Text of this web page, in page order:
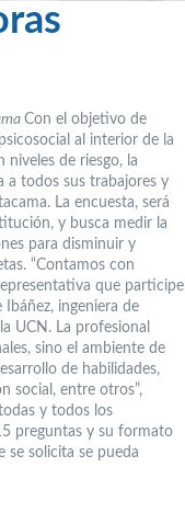
Con el objetivo de
al interior de la
de riesgo, la
a todos sus trabajores y
La encuesta, será
y busca medir la
para disminuir y
“Contamos con
que participe
ingeniera de
UCN. La profesional
sino el ambiente de
de habilidades,
social, entre otros”,
y todos los
preguntas y su formato
se solicita se pueda